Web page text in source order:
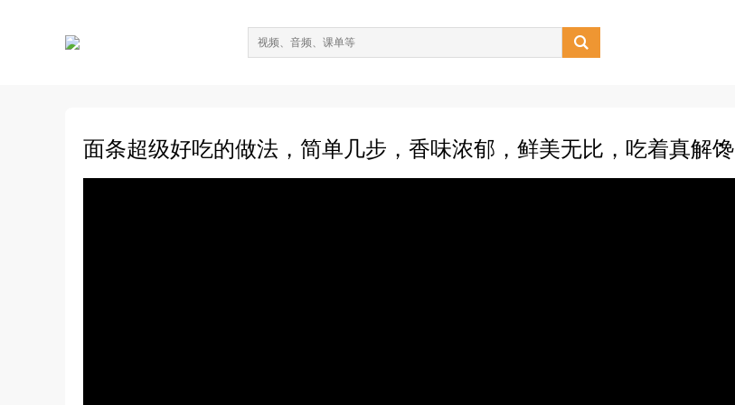

面条超级好吃的做法，简单几步，香味浓郁，鲜美无比，吃着真解馋